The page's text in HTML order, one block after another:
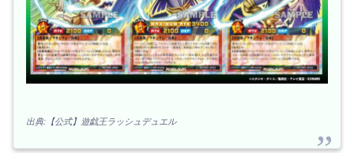
出典:【公式】遊戯王ラッシュデュエル